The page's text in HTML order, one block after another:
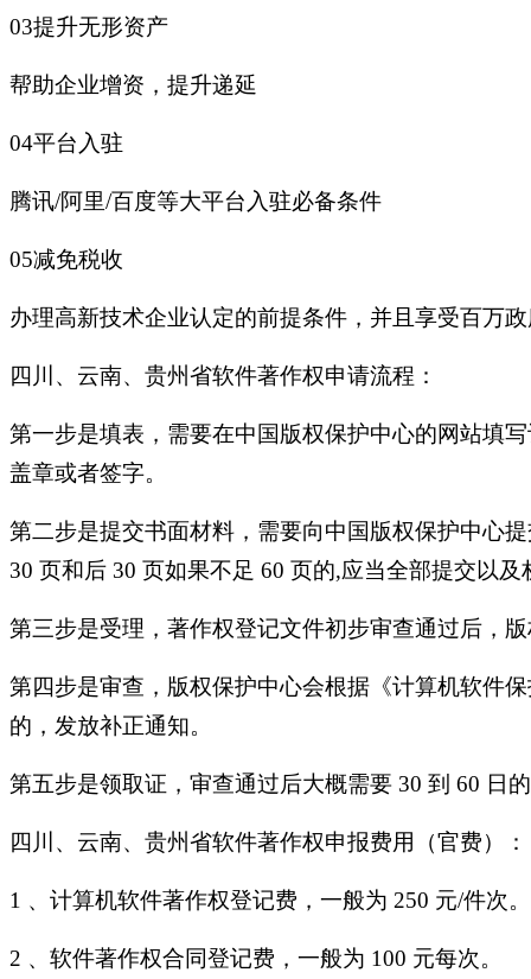
03提升无形资产
帮助企业增资，提升递延
04平台入驻
腾讯/阿里/百度等大平台入驻必备条件
05减免税收
办理高新技术企业认定的前提条件，并且享受百万
四川、云南、贵州省软件著作权申请流程：
第一步是填表，需要在中国版权保护中心的网站填
盖章或者签字。
第二步是提交书面材料，需要向中国版权保护中心
30 页和后 30 页如果不足 60 页的,应当全部提交以及
第三步是受理，著作权登记文件初步审查通过后，
第四步是审查，版权保护中心会根据《计算机软件
的，发放补正通知。
第五步是领取证，审查通过后大概需要 30 到 60 日
四川、云南、贵州省软件著作权申报费用（官费）：
1 、计算机软件著作权登记费，一般为 250 元/件次。
2 、软件著作权合同登记费，一般为 100 元每次。